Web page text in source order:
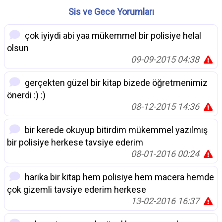
Sis ve Gece Yorumları
çok iyiydi abi yaa mükemmel bir polisiye helal
olsun
09-09-2015 04:38
gerçekten güzel bir kitap bizede öğretmenimiz
önerdi :) :)
08-12-2015 14:36
bir kerede okuyup bitirdim mükemmel yazılmış
bir polisiye herkese tavsiye ederim
08-01-2016 00:24
harika bir kitap hem polisiye hem macera hemde
çok gizemli tavsiye ederim herkese
13-02-2016 16:37